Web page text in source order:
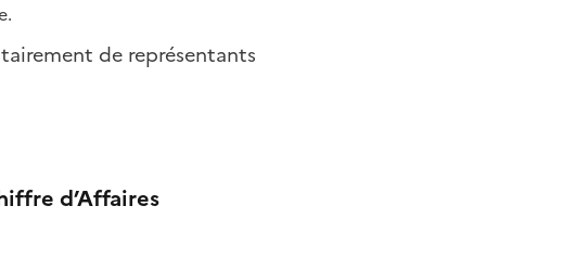
de représentants
d’Affaires